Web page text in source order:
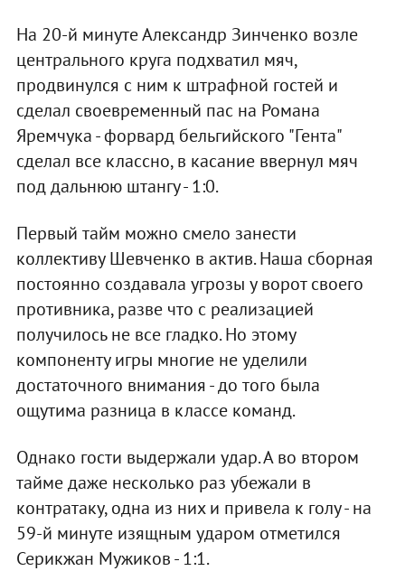
На 20-й минуте Александр Зинченко возле
центрального круга подхватил мяч,
продвинулся с ним к штрафной гостей и
сделал своевременный пас на Романа
Яремчука - форвард бельгийского "Гента"
сделал все классно, в касание ввернул мяч
под дальнюю штангу - 1:0.
Первый тайм можно смело занести
коллективу Шевченко в актив. Наша сборная
постоянно создавала угрозы у ворот своего
противника, разве что с реализацией
получилось не все гладко. Но этому
компоненту игры многие не уделили
достаточного внимания - до того была
ощутима разница в классе команд.
Однако гости выдержали удар. А во втором
тайме даже несколько раз убежали в
контратаку, одна из них и привела к голу - на
59-й минуте изящным ударом отметился
Серикжан Мужиков - 1:1.